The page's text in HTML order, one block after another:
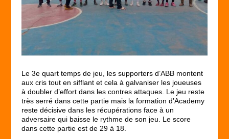
Le 3equart temps de jeu, les supporters d’ABB montent
aux cris tout en sifflant et cela à galvaniser les joueuses
à doubler d’effort dans les contres attaques. Le jeu reste
très serré dans cette partie mais la formation d’Academy
reste décisive dans les récupérations face à un
adversaire qui baisse le rythme de son jeu. Le score
dans cette partie est de 29 à 18.